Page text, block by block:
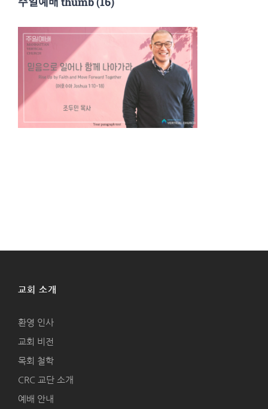
교회 소개
환영 인사
교회 비전
목회 철학
CRC 교단 소개
예배 안내